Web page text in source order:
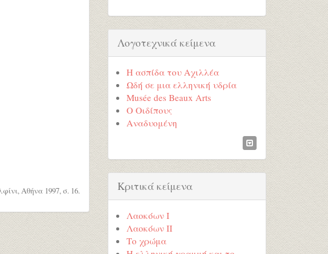
Αθήνα 1997, σ. 16.
Λογοτεχνικά κείμενα
Η ασπίδα του Αχιλλέα
Ωδή σε μια ελληνική υδρία
Musée des Beaux Arts
Ο Οιδίπους
Αναδυομένη
Κριτικά κείμενα
Λαοκόων I
Λαοκόων II
Το χρώμα